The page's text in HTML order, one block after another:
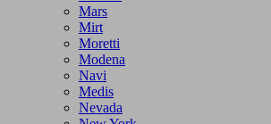
Mars
Mirt
Moretti
Modena
Navi
Medis
Nevada